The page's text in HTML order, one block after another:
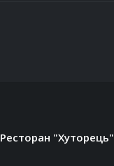
Ресторан "Хуторець"